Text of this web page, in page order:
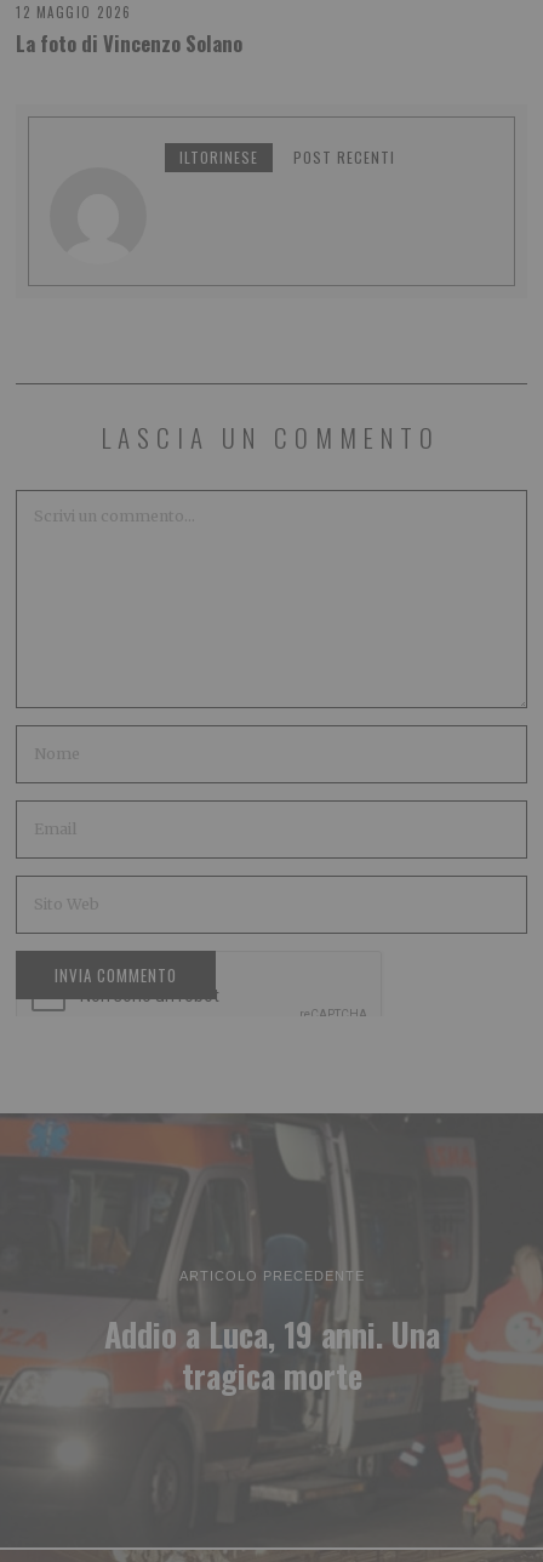
12 MAGGIO 2026
La foto di Vincenzo Solano
ILTORINESE POST RECENTI
LASCIA UN COMMENTO
ARTICOLO PRECEDENTE
Addio a Luca, 19 anni. Una
tragica morte